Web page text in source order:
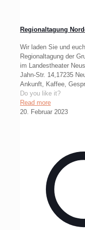
Regionaltagung
Wir laden Sie und
Regionaltagung der
im Landestheater
Jahn-Str. 14,17235
Ankunft, Kaffee,
Do you like it?
Read more
20. Februar 2023